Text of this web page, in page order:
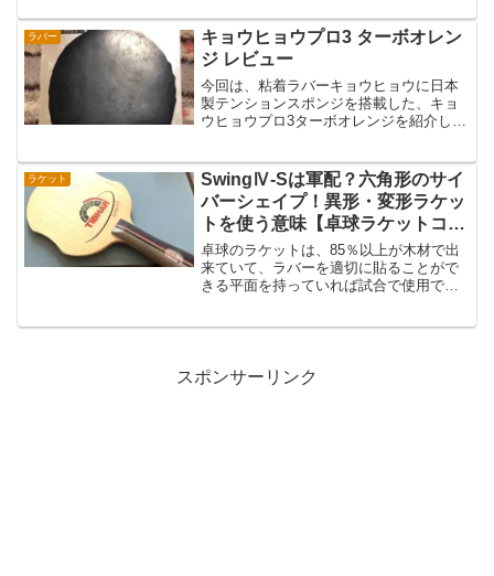
ありませんが、簡単に勝てる相手でもあ
りません。そんな中で、3...
ラバー
キョウヒョウプロ3 ターボオレン
ジ レビュー
今回は、粘着ラバーキョウヒョウに日本
製テンションスポンジを搭載した、キョ
ウヒョウプロ3ターボオレンジを紹介しま
ルのキョウヒョウプロ3となんら変わりが
ありません。変化があ...
ラケット
SwingⅣ-Sは軍配？六角形のサイ
バーシェイプ！異形・変形ラケッ
トを使う意味【卓球ラケットコラ
ム】
卓球のラケットは、85％以上が木材で出
来ていて、ラバーを適切に貼ることがで
きる平面を持っていれば試合で使用でき
スポンサーリンク